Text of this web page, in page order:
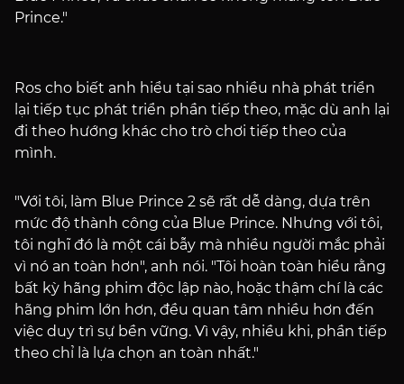
Prince."
Ros cho biết anh hiểu tại sao nhiều nhà phát triển
lại tiếp tục phát triển phần tiếp theo, mặc dù anh lại
đi theo hướng khác cho trò chơi tiếp theo của
mình.
"Với tôi, làm Blue Prince 2 sẽ rất dễ dàng, dựa trên
mức độ thành công của Blue Prince. Nhưng với tôi,
tôi nghĩ đó là một cái bẫy mà nhiều người mắc phải
vì nó an toàn hơn", anh nói. "Tôi hoàn toàn hiểu rằng
bất kỳ hãng phim độc lập nào, hoặc thậm chí là các
hãng phim lớn hơn, đều quan tâm nhiều hơn đến
việc duy trì sự bền vững. Vì vậy, nhiều khi, phần tiếp
theo chỉ là lựa chọn an toàn nhất."